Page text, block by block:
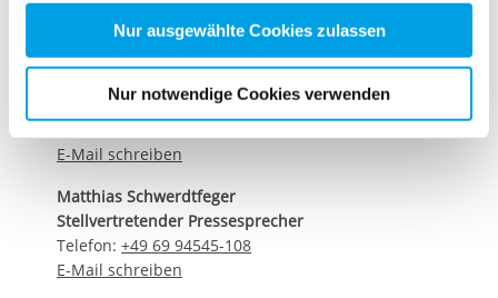
Zwecke entscheiden und Ihre erteilte Einwilligung stets
für die Zukunft widerrufen. Bitte beachten Sie: Ihre
Cookies, die erforderlich zur Bereitstellung der von Ihnen
aufgerufenen und somit gewünschten Website-
Funktionen sind. Diese Cookies setzen wir aufgrund
berechtigter Interessen und daher unabhängig von einer
Einwilligung.
Nur ausgewählte Cookies zulassen
Nur notwendige Cookies verwenden
Kontaktdaten unseres Presseteams
Pressesprecher
E-Mail schreiben
Matthias Schwerdtfeger
Stellvertretender Pressesprecher
Telefon:+49 69 94545-108
E-Mail schreiben